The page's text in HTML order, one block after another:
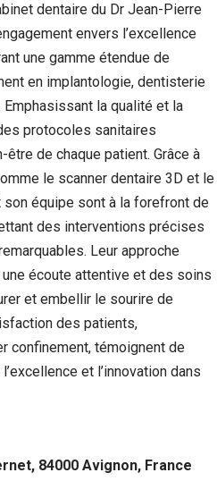
dentaire du Dr Jean-Pierre
envers l’excellence
une gamme étendue de
en implantologie, dentisterie
la qualité et la
protocoles sanitaires
de chaque patient. Grâce à
le scanner dentaire 3D et le
son équipe sont à la forefront de
des interventions précises
Leur approche
écoute attentive et des soins
et embellir le sourire de
des patients,
confinement, témoignent de
et l’innovation dans
84000 Avignon, France